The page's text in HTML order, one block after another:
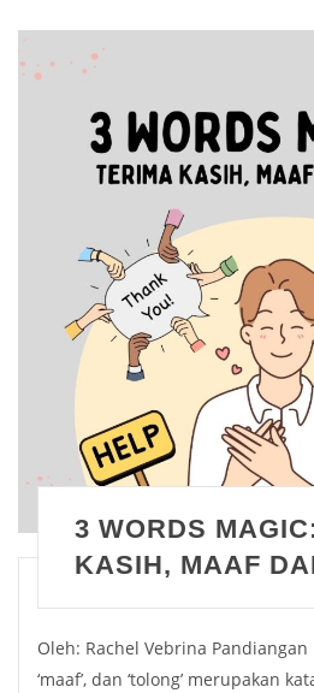
3 WORDS
KASIH, MAAF
Oleh: Rachel Vebrina Pandiangan
‘maaf’, dan ‘tolong’ merupakan